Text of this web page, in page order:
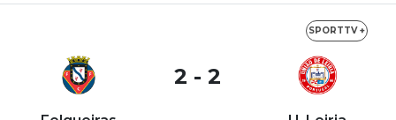
SPORTTV +
2 - 2